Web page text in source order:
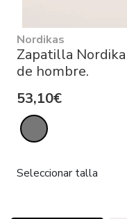
Nordikas
Zapatilla
de hombre.
53,10€
Seleccionar talla